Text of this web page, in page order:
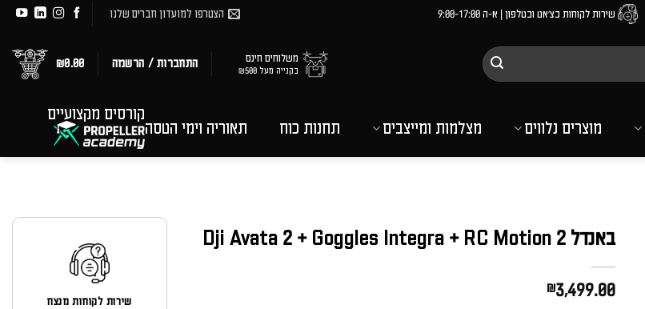
שירות לקוחות בצ'אט ובטלפון | א-ה 9:00-17:00 הצטרפו למועדון חברים שלנו
משלוחים חינם
בקנייה מעל ₪500
התחברות / הרשמה ₪0.00
מוצרים נלווים מצלמות ומייצבים תחנות כוח תאוריה וימי הטסה
קורסים מקצועיים
באנדל Dji Avata 2 + Goggles Integra + RC Motion 2
₪3,499.00
שירות לקוחות מנצח